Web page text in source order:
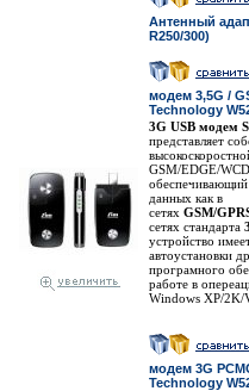
Антенный
R250/300)
модем 3,5G /
Technology
3G USB модем
представляет
GSM/EDGE/
обеспечивающий
данных как в
сетях GSM/
сетях стандарта
устройство
автоустановки
програмного
работе в
Windows XP/2K/
модем 3G
Technology